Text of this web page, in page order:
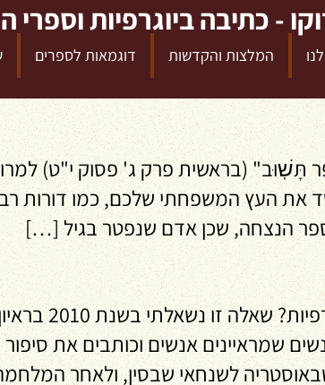
- כתיבה ביוגרפיות וספרי
המלצות והקדשות דוגמאות לספרים
תָּשֽׁוּב" (בראשית פרק ג' פסוק י"ט)
העץ המשפחתי שלכם, כמו דורות רבים
ספר הנצחה, שכן אדם שנפטר בגיל […]
אנשים שמראיינים אנשים וכותבים את
לשנחאי שבסין, ולאחר